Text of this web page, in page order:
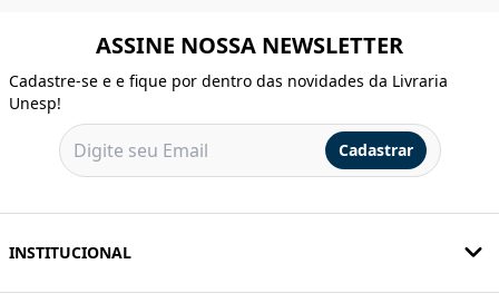
ASSINE NOSSA NEWSLETTER
Cadastre-se e e fique por dentro das novidades da Livraria
Unesp!
Cadastrar
INSTITUCIONAL